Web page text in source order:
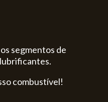
segmentos de
combustível!